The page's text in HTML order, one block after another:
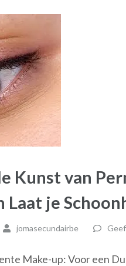
Kunst van
Laat je
jomasecundairbe
Make-up: Voor een